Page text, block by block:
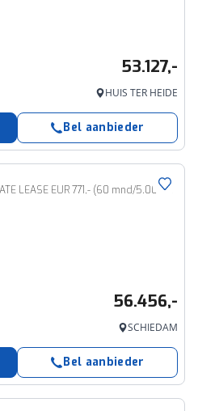
53.127,-
HUIS TER HEIDE
Bel aanbieder
MINI S Favoured Pakket XL PRIVATE LEASE EUR 771,- (60 mnd/5.000 km)
56.456,-
SCHIEDAM
Bel aanbieder